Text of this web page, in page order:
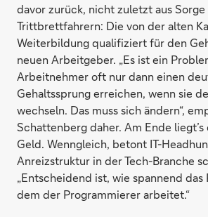
davor zurück, nicht zuletzt aus Sorge
Trittbrettfahrern: Die von der alten
Weiterbildung qualifiziert für den
neuen Arbeitgeber. „Es ist ein
Arbeitnehmer oft nur dann einen
Gehaltssprung erreichen, wenn sie
wechseln. Das muss sich ändern“,
Schattenberg daher. Am Ende
Geld. Wenngleich, betont IT-
Anreizstruktur in der Tech-Branche
„Entscheidend ist, wie spannend das
dem der Programmierer arbeitet.“